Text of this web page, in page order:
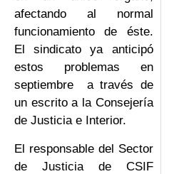
afectando al normal
funcionamiento de éste.
El sindicato ya anticipó
estos problemas en
septiembre a través de
un escrito a la Consejería
de Justicia e Interior.
El responsable del Sector
de Justicia de CSIF